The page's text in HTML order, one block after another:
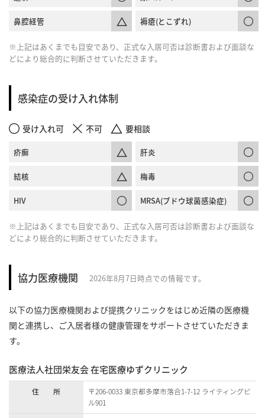
鼻腔経管 褥瘡(とこずれ)
※上記はあくまでも目安であり、正式な入居可否は診断書および面談な
どにより総合的に判断させていただきます。
感染症の受け入れ体制
受け入れ可 不可 要相談
疥癬 肝炎
結核 梅毒
HIV MRSA(ブドウ球菌感染症)
※上記はあくまでも目安であり、正式な入居可否は診断書および面談な
どにより総合的に判断させていただきます。
協力医療機関 2026年8月7日時点での情報です。
以下の協力医療機関および提携クリニックをはじめ近隣の医療機
関と連携し、ご入居者様の健康管理をサポートさせていただきま
す。
医療法人社団栄友会 在宅医療ゆずクリニック
住 所
〒206-0033 東京都多摩市落合1-7-12 ライティングビ
ル901